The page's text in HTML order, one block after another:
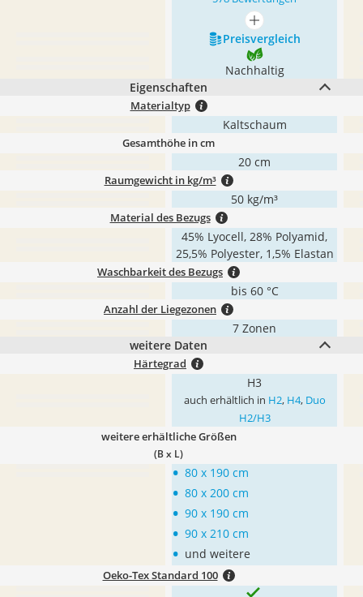
mehr anzeigen
Preis­vergleich
Nachhaltig
Eigenschaften
Materialtyp
Kaltschaum
Gesamthöhe in cm
20 cm
Raumgewicht in kg/m³
50 kg/m³
Material des Bezugs
45% Lyocell, 28% Polyamid,
25,5% Polyester, 1,5% Elastan
Waschbarkeit des Bezugs
bis 60 °C
Anzahl der Liegezonen
7 Zonen
weitere Daten
Härtegrad
H3
auch erhältlich in H2, H4, Duo
H2/H3
weitere erhältliche Größen
(B x L)
• 80 x 190 cm
• 80 x 200 cm
• 90 x 190 cm
• 90 x 210 cm
• und weitere
Oeko-Tex Standard 100